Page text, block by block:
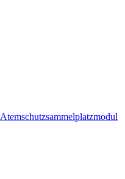
Atemschutzsammelplatzmodul